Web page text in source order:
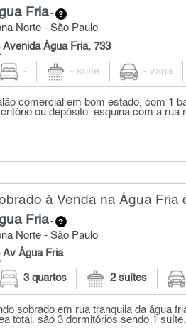
Fria-
Norte - São Paulo
Avenida Água Fria, 733
- - suíte - vaga
comercial em bom estado, com 1
ou depósito. esquina com a
à Venda na Água Fria
Fria-
Norte - São Paulo
Av Água Fria
3 quartos 2 suítes
sobrado em rua tranquila da água
total. são 3 dormitórios sendo 1